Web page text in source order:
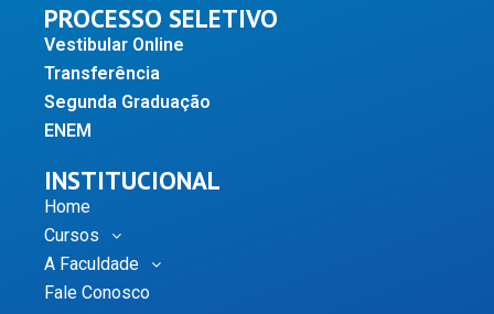
PROCESSO SELETIVO
Vestibular Online
Transferência
Segunda Graduação
ENEM
INSTITUCIONAL
Home
Cursos
A Faculdade
Fale Conosco